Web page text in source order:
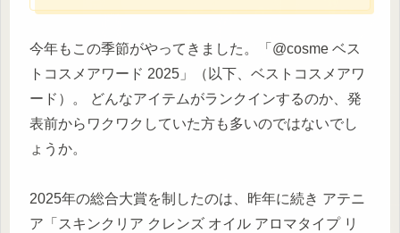
今年もこの季節がやってきました。「@cosme ベス
トコスメアワード 2025」（以下、ベストコスメアワ
ード）。 どんなアイテムがランクインするのか、発
表前からワクワクしていた方も多いのではないでし
ょうか。
2025年の総合大賞を制したのは、昨年に続き アテニ
ア「スキンクリア クレンズ オイル アロマタイプ リ